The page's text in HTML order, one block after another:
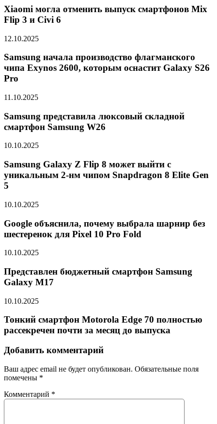
Xiaomi могла отменить выпуск смартфонов Mix
Flip 3 и Civi 6
12.10.2025
Samsung начала производство флагманского
чипа Exynos 2600, которым оснастит Galaxy S26
Pro
11.10.2025
Samsung представила люксовый складной
смартфон Samsung W26
10.10.2025
Samsung Galaxy Z Flip 8 может выйти с
уникальным 2-нм чипом Snapdragon 8 Elite Gen
5
10.10.2025
Google объяснила, почему выбрала шарнир без
шестеренок для Pixel 10 Pro Fold
10.10.2025
Представлен бюджетный смартфон Samsung
Galaxy M17
10.10.2025
Тонкий смартфон Motorola Edge 70 полностью
рассекречен почти за месяц до выпуска
Добавить комментарий
Ваш адрес email не будет опубликован. Обязательные поля
помечены *
Комментарий *